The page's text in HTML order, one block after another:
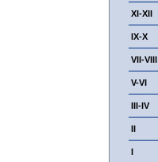
XI-XII
IX-X
VII-VIII
V-VI
III-IV
II
I